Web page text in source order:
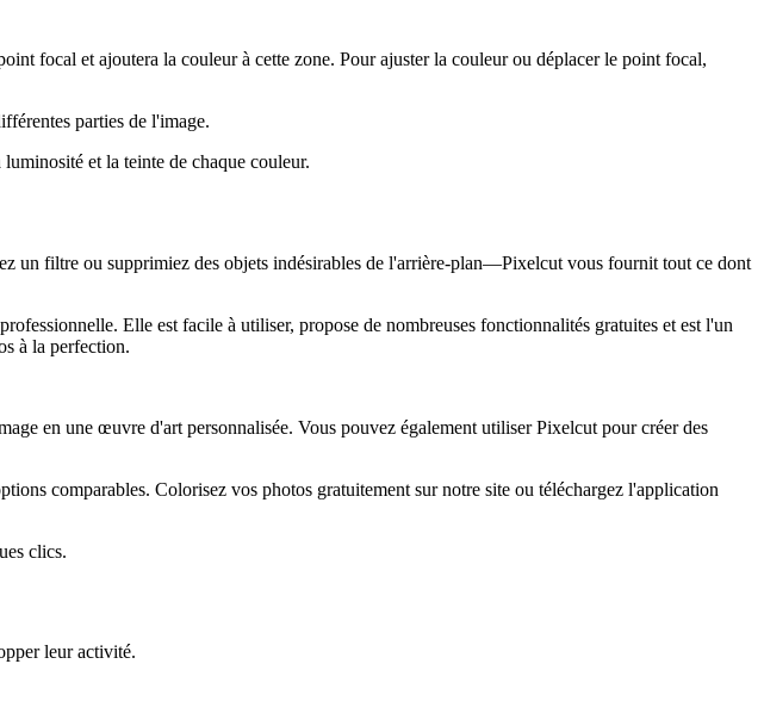
focal et ajoutera la couleur à cette zone. Pour ajuster la couleur ou déplacer le point focal,
parties de l'image.
et la teinte de chaque couleur.
un filtre ou supprimiez des objets indésirables de l'arrière-plan—Pixelcut vous fournit tout ce dont
Elle est facile à utiliser, propose de nombreuses fonctionnalités gratuites et est l'un
à la perfection.
en une œuvre d'art personnalisée. Vous pouvez également utiliser Pixelcut pour créer des
comparables. Colorisez vos photos gratuitement sur notre site ou téléchargez l'application
clics.
leur activité.